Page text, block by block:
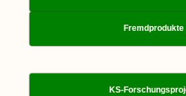
Fremdprodukte
KS-